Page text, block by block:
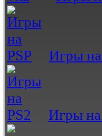
Игры на
Игры на